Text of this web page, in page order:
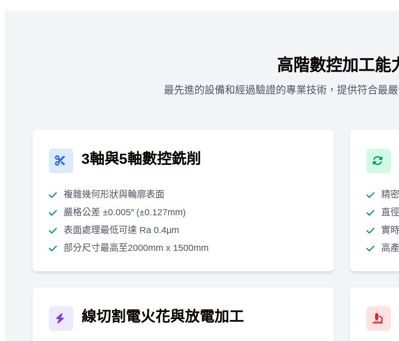
高階數控加工能
最先進的設備和經過驗證的專業技術，提供符合最
3軸與5軸數控銑削
複雜幾何形狀與輪廓表面
嚴格公差 ±0.005″ (±0.127mm)
表面處理最低可達 Ra 0.4μm
部分尺寸最高至2000mm x 1500mm
精
直
實
高
線切割電火花與放電加工